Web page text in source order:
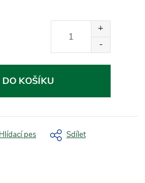
KOŠÍKU
Hlídací pes Sdílet